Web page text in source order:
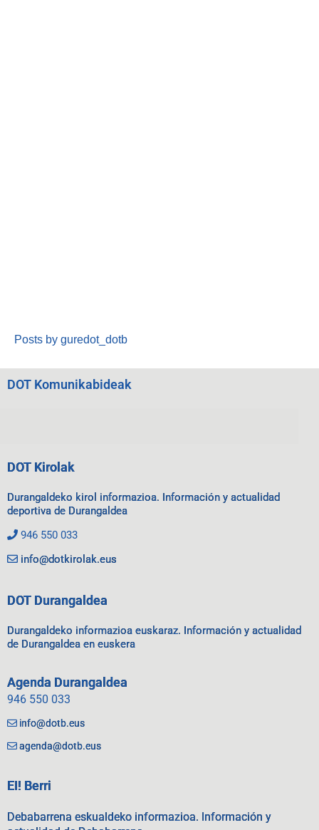
Posts by guredot_dotb
DOT Komunikabideak
DOT Kirolak
Durangaldeko kirol informazioa. Información y actualidad
deportiva de Durangaldea
946 550 033
info@dotkirolak.eus
DOT Durangaldea
Durangaldeko informazioa euskaraz. Información y actualidad
de Durangaldea en euskera
Agenda Durangaldea
946 550 033
info@dotb.eus
agenda@dotb.eus
EI! Berri
Debabarrena eskualdeko informazioa. Información y